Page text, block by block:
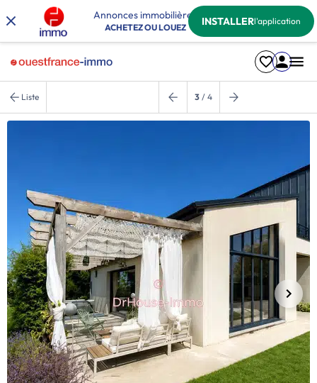
Annonces immobilières
ACHETEZ OU LOUEZ INSTALLERl'application
Liste 3 / 4